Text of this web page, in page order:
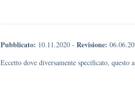
Pubblicato: 10.11.2020 - Revisione:
Eccetto dove diversamente specificato,